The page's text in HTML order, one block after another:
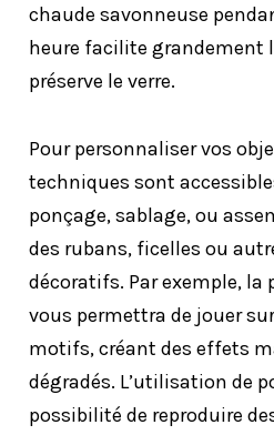
chaude savonneuse
heure facilite grandement
préserve le verre.
Pour personnaliser vos
techniques sont
ponçage, sablage, ou
des rubans, ficelles ou
décoratifs. Par exemple, la
vous permettra de jouer
motifs, créant des effets
dégradés. L’utilisation de
possibilité de reproduire